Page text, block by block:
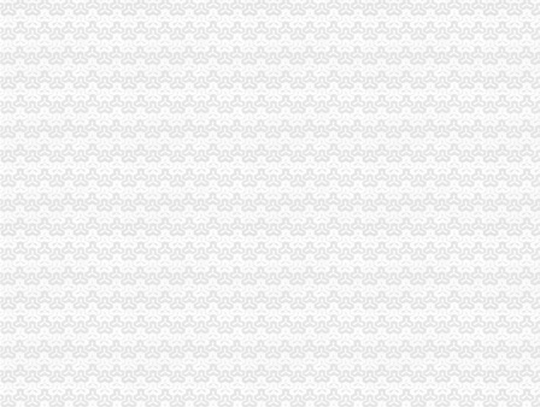
沙坪坝局抓住“五个关键”0元注册公司流程推动重点工作全面开展
荣昌局一元注册公司流程四举措建立与监管对象联系服务机制
万盛局五项措施加“五一”一元注册公司流程旅游市场管理见成效
江津局“两手抓”一元注册公司流程积构建食品安全监管长效机制
云局1元注册公司五措并举促农村经纪人健康发展
彭水工商局一元注册公司与公安联手整辖区旅馆业
永川局0元注册公司流程化合同帮扶制度支持涉农企业发展
高新区IT市一元注册公司场实行《先行赔付制度》
渝中“12315”一元注册公司巡查车再添便民服务新功能
沙坪坝局免费注册公司部分工商所上门验照贴花 促进监管服务两统一
市0元注册公司工商确定未来五年商标发展工作目标
永川局0元注册公司实施四项工程提升工商服务质量有实效
万州局1元注册公司丰富学习载体开展七项调研活动
沙坪坝局以四型模范为指针造“四型”0元注册公司领导班子
荣昌县四措并举促进农村土地流转
青海农畜产品经纪人与江北观音桥农贸市重庆免费注册公司场经纪人成功实现